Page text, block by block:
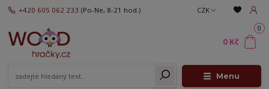
Menu
CZK
+420 605 062 233 (Po-Ne, 8-21 hod.)
0
0 Kč